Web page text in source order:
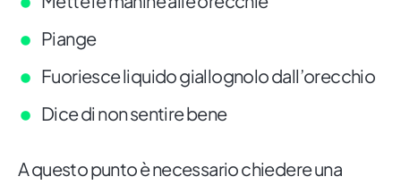
Piange
Fuoriesce liquido giallognolo dall’orecchio
Dice di non sentire bene
A questo punto è necessario chiedere una